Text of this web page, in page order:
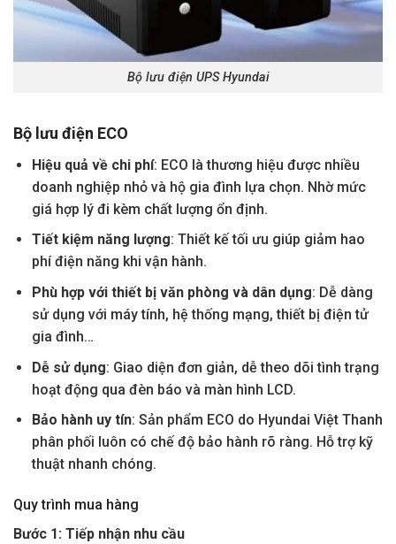
Bộ lưu điện UPS Hyundai
Bộ lưu điện ECO
Hiệu quả về chi phí: ECO là thương hiệu được nhiều
doanh nghiệp nhỏ và hộ gia đình lựa chọn. Nhờ mức
giá hợp lý đi kèm chất lượng ổn định.
Tiết kiệm năng lượng: Thiết kế tối ưu giúp giảm hao
phí điện năng khi vận hành.
Phù hợp với thiết bị văn phòng và dân dụng: Dễ dàng
sử dụng với máy tính, hệ thống mạng, thiết bị điện tử
gia đình…
Dễ sử dụng: Giao diện đơn giản, dễ theo dõi tình trạng
hoạt động qua đèn báo và màn hình LCD.
Bảo hành uy tín: Sản phẩm ECO do Hyundai Việt Thanh
phân phối luôn có chế độ bảo hành rõ ràng. Hỗ trợ kỹ
thuật nhanh chóng.
Quy trình mua hàng
Bước 1: Tiếp nhận nhu cầu